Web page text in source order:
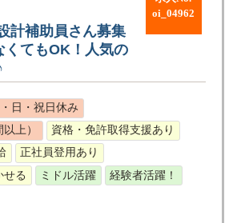
oi_04962
計補助員さん募集
てもOK！人気の
日・祝日休み
上）
資格・免許取得支援あり
正社員登用あり
せる
ミドル活躍
経験者活躍！